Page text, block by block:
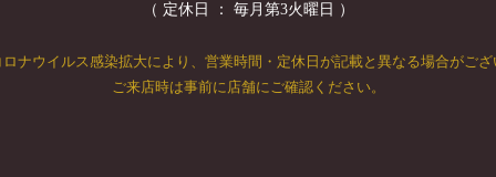
（ 定休日 ： 毎月第3火曜日 ）
ナウイルス感染拡大により、 営業時間・定休日が記載と異なる場合がご
ご来店時は事前に店舗にご確認ください。